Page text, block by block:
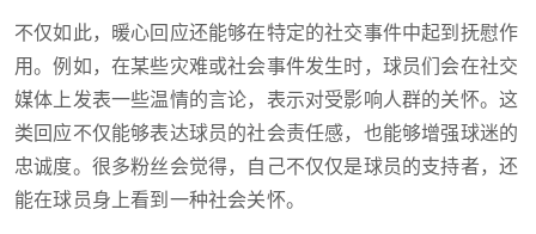
不仅如此，暖心回应还能够在特定的社交事件中起到抚慰作
用。例如，在某些灾难或社会事件发生时，球员们会在社交
媒体上发表一些温情的言论，表示对受影响人群的关怀。这
类回应不仅能够表达球员的社会责任感，也能够增强球迷的
忠诚度。很多粉丝会觉得，自己不仅仅是球员的支持者，还
能在球员身上看到一种社会关怀。